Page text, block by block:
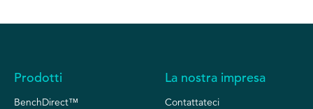
Prodotti
BenchDirect™
La nostra impresa
Contattateci